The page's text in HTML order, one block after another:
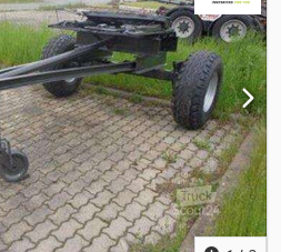
dokončené! Upozornenie:
z jemnozrnnej ocele, zváraná,
nášho výberu pre 2 kužeľové
obmedzenie maximálne 20°,
kliny s držiakom, oceľový
blatníky CLG, spodné ťažné
ťažnými očkami pre Dolly, ako aj
brzdami, vzduchové
a spúšťanie Dvojokruhový
parkovacia brzda s pružinovým